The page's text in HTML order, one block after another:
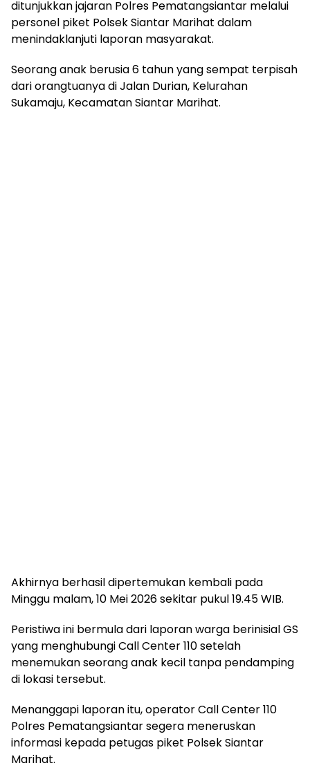
ditunjukkan jajaran Polres Pematangsiantar melalui
personel piket Polsek Siantar Marihat dalam
menindaklanjuti laporan masyarakat.
Seorang anak berusia 6 tahun yang sempat terpisah
dari orangtuanya di Jalan Durian, Kelurahan
Sukamaju, Kecamatan Siantar Marihat.
Akhirnya berhasil dipertemukan kembali pada
Minggu malam, 10 Mei 2026 sekitar pukul 19.45 WIB.
Peristiwa ini bermula dari laporan warga berinisial GS
yang menghubungi Call Center 110 setelah
menemukan seorang anak kecil tanpa pendamping
di lokasi tersebut.
Menanggapi laporan itu, operator Call Center 110
Polres Pematangsiantar segera meneruskan
informasi kepada petugas piket Polsek Siantar
Marihat.